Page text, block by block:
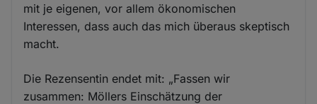
mit je eigenen, vor allem ökonomischen
Interessen, dass auch das mich überaus skeptisch
macht.
Die Rezensentin endet mit: „Fassen wir
zusammen: Möllers Einschätzung der